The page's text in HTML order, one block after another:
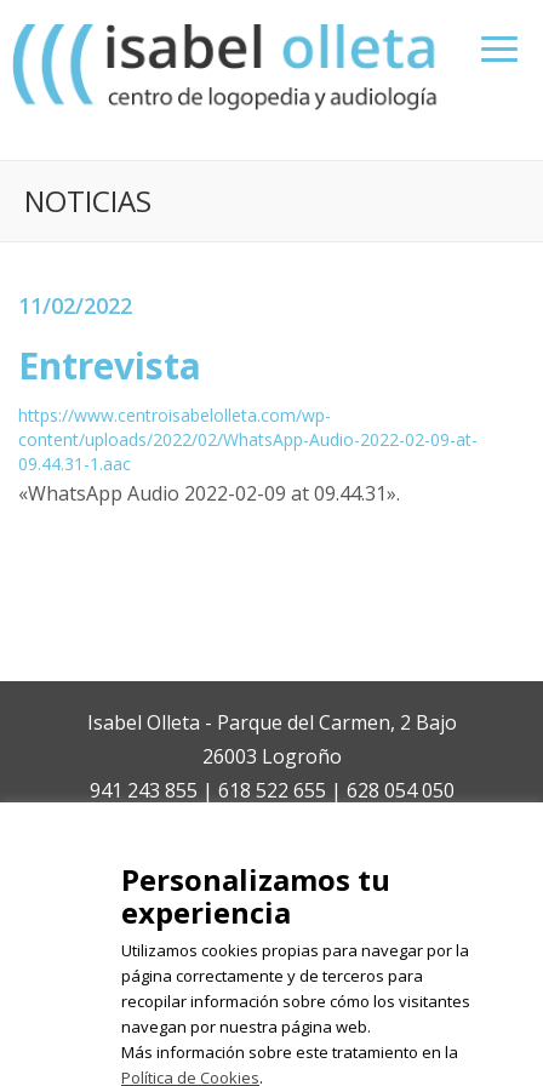
NOTICIAS
11/02/2022
Entrevista
https://www.centroisabelolleta.com/wp-
content/uploads/2022/02/WhatsApp-Audio-2022-02-09-at-
09.44.31-1.aac
«WhatsApp Audio 2022-02-09 at 09.44.31».
Isabel Olleta - Parque del Carmen, 2 Bajo
26003 Logroño
941 243 855 | 618 522 655 | 628 054 050
Registrate en nuestro boletín de
noticias
Personalizamos tu
experiencia
Utilizamos cookies propias para navegar por la
página correctamente y de terceros para
recopilar información sobre cómo los visitantes
navegan por nuestra página web.
Más información sobre este tratamiento en la
Política de Cookies.